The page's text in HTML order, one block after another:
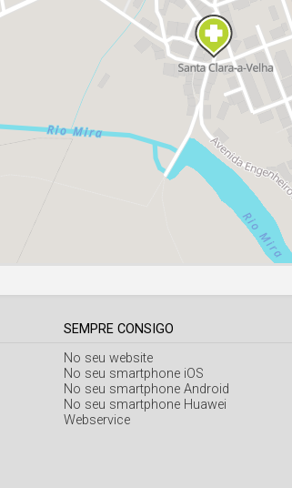
SEMPRE CONSIGO
No seu website
No seu smartphone iOS
No seu smartphone Android
No seu smartphone Huawei
Webservice